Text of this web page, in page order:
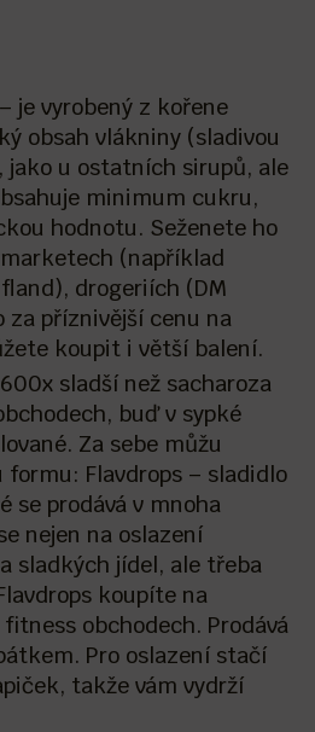
– je vyrobený z kořene
obsah vlákniny (sladivou
jako u ostatních sirupů, ale
minimum cukru,
hodnotu. Seženete ho
(například
drogeriích (DM
za příznivější cenu na
koupit i větší balení.
sladší než sacharoza
buď v sypké
Za sebe můžu
Flavdrops – sladidlo
se prodává v mnoha
nejen na oslazení
sladkých jídel, ale třeba
koupíte na
obchodech. Prodává
Pro oslazení stačí
takže vám vydrží